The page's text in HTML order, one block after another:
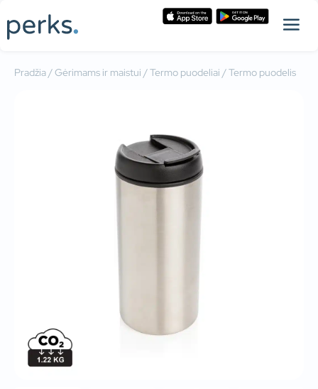
Pradžia/Gėrimams ir maistui /Termo puodeliai / Termo puodelis